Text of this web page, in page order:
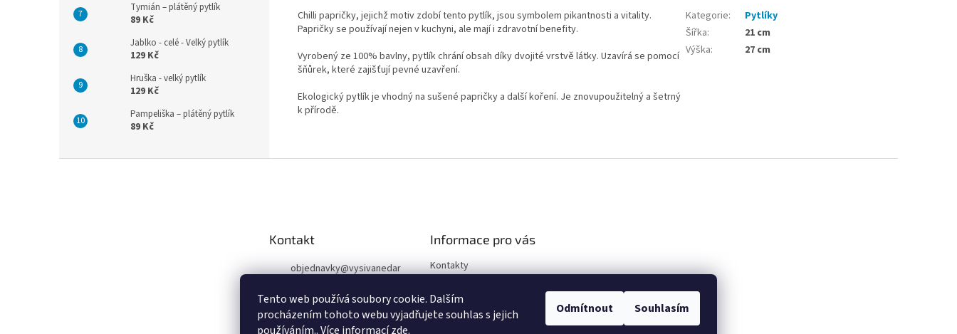
Tento web používá soubory cookie. Dalším
procházením tohoto webu vyjadřujete souhlas s jejich
používáním.. Více informacízde.
Odmítnout Souhlasím
Tymián – plátěný pytlík
89 Kč
Jablko - celé - Velký pytlík
129 Kč
Hruška - velký pytlík
129 Kč
Pampeliška – plátěný pytlík
89 Kč
Chilli papričky, jejichž motiv zdobí tento pytlík, jsou symbolem pikantnosti a vitality.
Papričky se používají nejen v kuchyni, ale mají i zdravotní benefity.
Vyrobený ze 100% bavlny, pytlík chrání obsah díky dvojité vrstvě látky. Uzavírá se pomocí
šňůrek, které zajišťují pevné uzavření.
Ekologický pytlík je vhodný na sušené papričky a další koření. Je znovupoužitelný a šetrný
k přírodě.
Kategorie:
Pytlíky
Šířka:
21 cm
Výška: 27 cm
Kontakt
objednavky@vysivanedar
+420 723 027 278
Informace pro vás
Kontakty
Podmínky ochrany osobních
údajů